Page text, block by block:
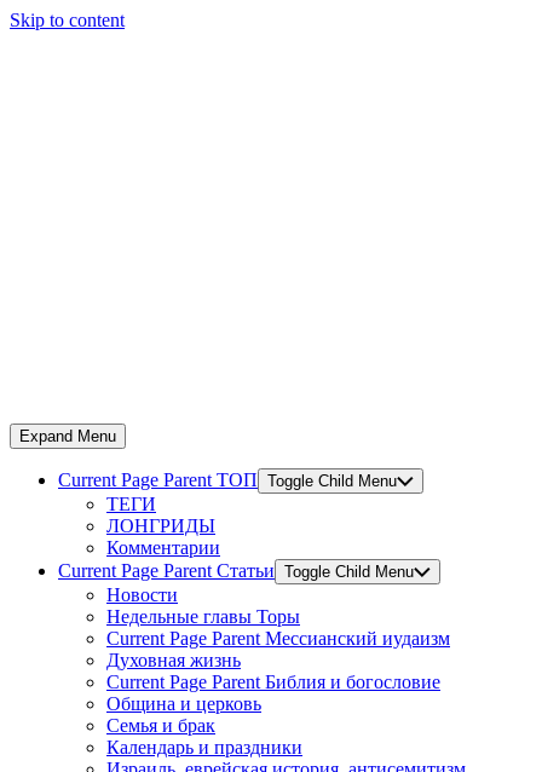
Skip to content
Expand Menu
Current Page Parent ТОП Toggle Child Menu
ТЕГИ
ЛОНГРИДЫ
Комментарии
Current Page Parent Статьи Toggle Child Menu
Новости
Недельные главы Торы
Current Page Parent Мессианский иудаизм
Духовная жизнь
Current Page Parent Библия и богословие
Община и церковь
Семья и брак
Календарь и праздники